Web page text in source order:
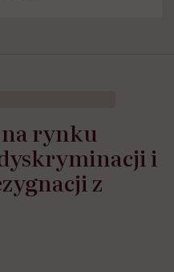
rynku
i
z